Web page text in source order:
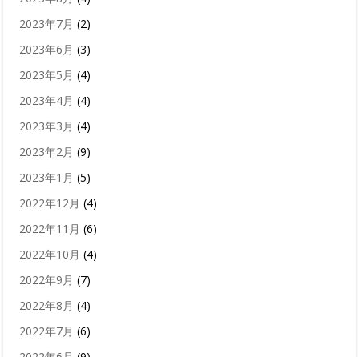
2023年7月 (2)
2023年6月 (3)
2023年5月 (4)
2023年4月 (4)
2023年3月 (4)
2023年2月 (9)
2023年1月 (5)
2022年12月 (4)
2022年11月 (6)
2022年10月 (4)
2022年9月 (7)
2022年8月 (4)
2022年7月 (6)